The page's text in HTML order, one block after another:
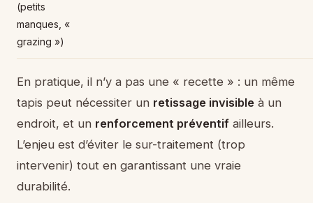
(petits
manques, «
grazing »)
En pratique, il n’y a pas une « recette » : un même
tapis peut nécessiter un retissage invisible à un
endroit, et un renforcement préventif ailleurs.
L’enjeu est d’éviter le sur-traitement (trop
intervenir) tout en garantissant une vraie
durabilité.